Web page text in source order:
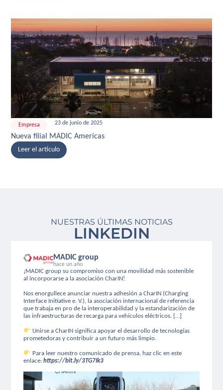
Empresa 23 de junio de 2025
Nueva filial MADIC Americas
Leer el artículo
NUESTRAS ÚLTIMAS NOTICIAS
LINKEDIN
MADIC group
hace un año
¡MADIC group su compromiso con una movilidad más sostenible
al incorporarse a la asociación CharIN!
Nos enorgullece anunciar nuestra adhesión a CharIN (Charging
Interface Initiative e. V.), la asociación internacional de referencia
que trabaja en pro de la interoperabilidad y la estandarización de
las infraestructuras de recarga para vehículos eléctricos. […]
Unirse a CharIN significa apoyar el desarrollo de tecnologías
prometedoras y contribuir a un futuro más limpio.
Para leer nuestro comunicado de prensa, haz clic en este
enlace:https://bit.ly/3TG7Ik3